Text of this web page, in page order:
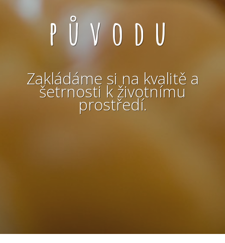
původu
Zakládáme si na kvalitě a
šetrnosti k životnímu
prostředí.